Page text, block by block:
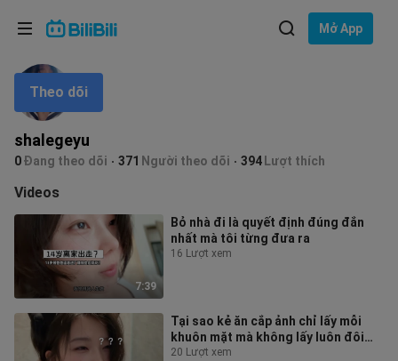
Mở App
shalegeyu
0Đang theo dõi 371 Người theo dõi 394 Lượt thích
Theo dõi
Videos
7:39
Bỏ nhà đi là quyết định đúng đắn
nhất mà tôi từng đưa ra
16 Lượt xem
Tại sao kẻ ăn cắp ảnh chỉ lấy mỗi
khuôn mặt mà không lấy luôn đôi
chân?
20 Lượt xem
Ngôn ngữ: Tiếng Việt
Lựa chọn ngôn ngữ
English
ภาษาไทย
Tiếng Việt
Bahasa Melayu